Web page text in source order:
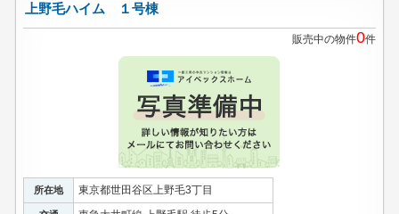
上野毛ハイム １号棟
販売中の物件0件
所在地 東京都世田谷区上野毛3丁目